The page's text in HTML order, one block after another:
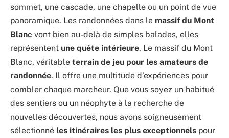
sommet, une cascade, une chapelle ou un point de vue
panoramique. Les randonnées dans le massif du Mont
Blanc vont bien au-delà de simples balades, elles
représentent une quête intérieure. Le massif du Mont
Blanc, véritable terrain de jeu pour les amateurs de
randonnée. Il offre une multitude d’expériences pour
combler chaque marcheur. Que vous soyez un habitué
des sentiers ou un néophyte à la recherche de
nouvelles découvertes, nous avons soigneusement
sélectionné les itinéraires les plus exceptionnels pour